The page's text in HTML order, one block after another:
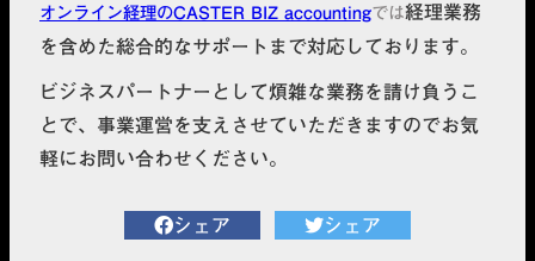
オンライン経理のCASTER BIZ accountingでは経理業務
を含めた総合的なサポートまで対応しております。
ビジネスパートナーとして煩雑な業務を請け負うこ
とで、事業運営を支えさせていただきますのでお気
軽にお問い合わせください。
シェア シェア